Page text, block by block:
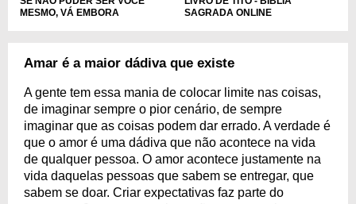
MESMO, VÁ EMBORA
SAGRADA ONLINE
Amar é a maior dádiva que existe
A gente tem essa mania de colocar limite nas coisas,
de imaginar sempre o pior cenário, de sempre
imaginar que as coisas podem dar errado. A verdade é
que o amor é uma dádiva que não acontece na vida
de qualquer pessoa. O amor acontece justamente na
vida daquelas pessoas que sabem se entregar, que
sabem se doar. Criar expectativas faz parte do